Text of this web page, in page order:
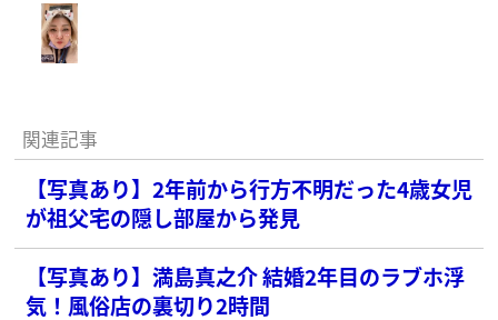
関連記事
【写真あり】2年前から行方不明だった4歳女児
が祖父宅の隠し部屋から発見
【写真あり】満島真之介 結婚2年目のラブホ浮
気！風俗店の裏切り2時間